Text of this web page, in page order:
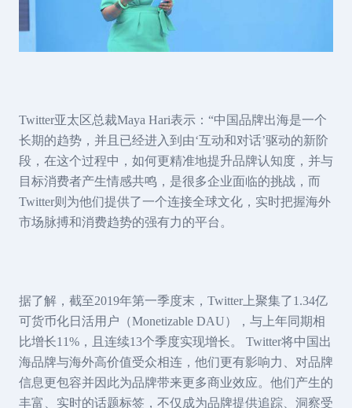
Twitter亚太区总裁Maya Hari表示：“中国品牌出海是一个
长期的趋势，并且已经进入到由‘互动和对话’驱动的新阶
段，在这个过程中，如何更精准地提升品牌认知度，并与
目标消费者产生情感共鸣，是很多企业面临的挑战，而
Twitter则为他们提供了一个连接全球文化，实时把握海外
市场脉搏和消费趋势的强有力的平台。
据了解，截至2019年第一季度末，Twitter上聚集了1.34亿
可货币化日活用户（Monetizable DAU），与上年同期相
比增长11%，且连续13个季度实现增长。 Twitter将中国出
海品牌与海外高价值受众相连，他们更有影响力、对品牌
信息更包容并因此为品牌带来更多商业效应。他们产生的
丰富、实时的话题标签，不仅成为品牌提供追踪、洞察受